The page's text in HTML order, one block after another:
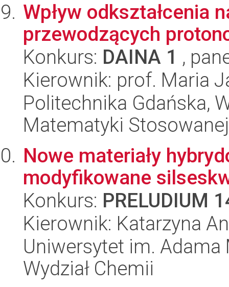
Wpływ odkształcenia
przewodzących
Konkurs: DAINA 1 ,
Kierownik: prof. Maria
Politechnika Gdańska,
Matematyki Stosowanej
Nowe materiały
modyfikowane
Konkurs: PRELUDIUM
Kierownik: Katarzyna
Uniwersytet im.
Wydział Chemii